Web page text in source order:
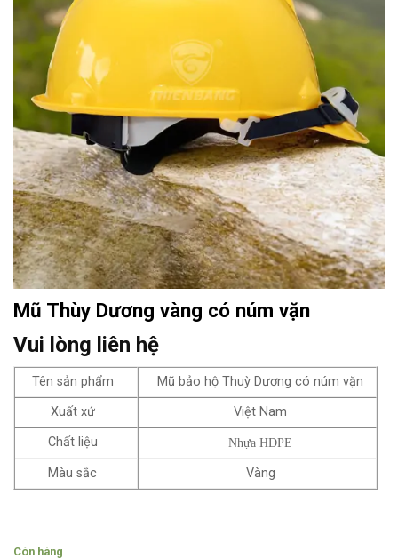
Mũ Thùy Dương vàng có núm vặn
Vui lòng liên hệ
Tên sản phẩm
Mũ bảo hộ Thuỳ Dương có núm vặn
Xuất xứ
Việt Nam
Chất liệu
NhựaHDPE
Màu sắc Vàng
Còn hàng